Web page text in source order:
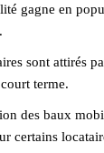
gagne en
sont attirés
terme.
des baux
certains